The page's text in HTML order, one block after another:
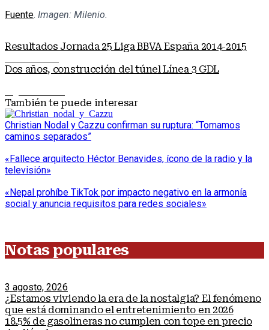
Fuente. Imagen: Milenio.
Resultados Jornada 25 Liga BBVA España 2014-2015
Dos años, construcción del túnel Línea 3 GDL
También te puede interesar
Christian Nodal y Cazzu confirman su ruptura: “Tomamos
caminos separados”
«Fallece arquitecto Héctor Benavides, ícono de la radio y la
televisión»
«Nepal prohíbe TikTok por impacto negativo en la armonía
social y anuncia requisitos para redes sociales»
Notas populares
3 agosto, 2026
¿Estamos viviendo la era de la nostalgia? El fenómeno
que está dominando el entretenimiento en 2026
18.5% de gasolineras no cumplen con tope en precio